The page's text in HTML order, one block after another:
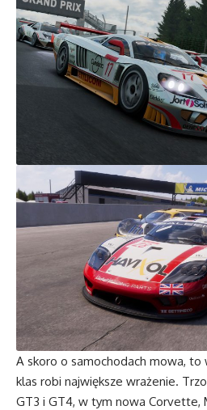
A skoro o samochodach mowa, to
klas robi największe wrażenie.
GT3 i GT4, w tym nowa Corvette,